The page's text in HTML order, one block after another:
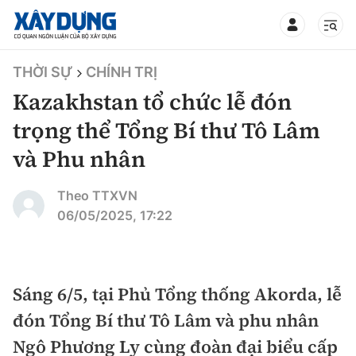
TIN BỘ XÂY DỰNG
CHUYÊN MỤC
Mới nhất
Chính trị
Xã hội
Xây dựng
Chỉ đạo điều hành
Giao thông
THỜI SỰ CHÍNH TRỊ
Kazakhstan tổ chức lễ đón
trọng thể Tổng Bí thư Tô Lâm
và Phu nhân
Theo TTXVN
06/05/2025, 17:22
Sáng 6/5, tại Phủ Tổng thống Akorda, lễ
đón Tổng Bí thư Tô Lâm và phu nhân
Ngô Phương Ly cùng đoàn đại biểu cấp